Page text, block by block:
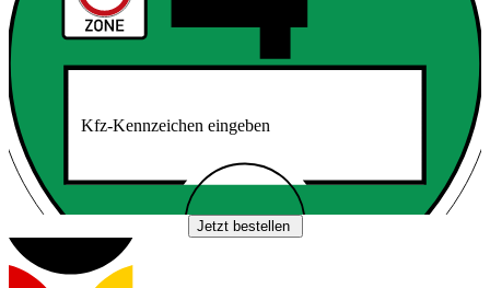
Kfz-Kennzeichen eingeben
Jetzt bestellen